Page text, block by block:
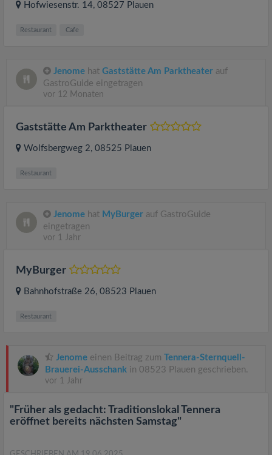
Hofwiesenstr. 14, 08527 Plauen
Restaurant Cafe
Jenome hat Gaststätte Am Parktheater auf
GastroGuide eingetragen
vor 12 Monaten
Gaststätte Am Parktheater
Wolfsbergweg 2, 08525 Plauen
Restaurant
Jenome hat MyBurger auf GastroGuide
eingetragen
vor 1 Jahr
MyBurger
Bahnhofstraße 26, 08523 Plauen
Restaurant
Jenome einen Beitrag zum Tennera-Sternquell-
Brauerei-Ausschank in 08523 Plauen geschrieben.
vor 1 Jahr
"Früher als gedacht: Traditionslokal Tennera
eröffnet bereits nächsten Samstag"